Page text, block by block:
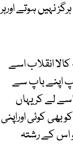
نہیں ہوتے اورہر
انقلاب اسے
اپنے باپ سے
لے کر یہاں
کوئی اوراپنی
اس کے رشتہ